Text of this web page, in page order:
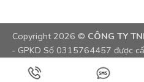
Copyright 2026 © CÔNG TY
- GPKD Số 0315764457 được
Hoạch và Đầu Tư